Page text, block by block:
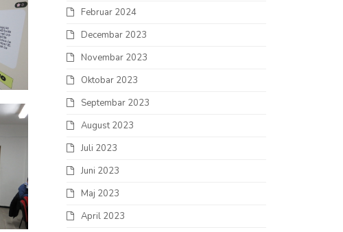
Februar 2024
Decembar 2023
Novembar 2023
Oktobar 2023
Septembar 2023
August 2023
Juli 2023
Juni 2023
Maj 2023
April 2023